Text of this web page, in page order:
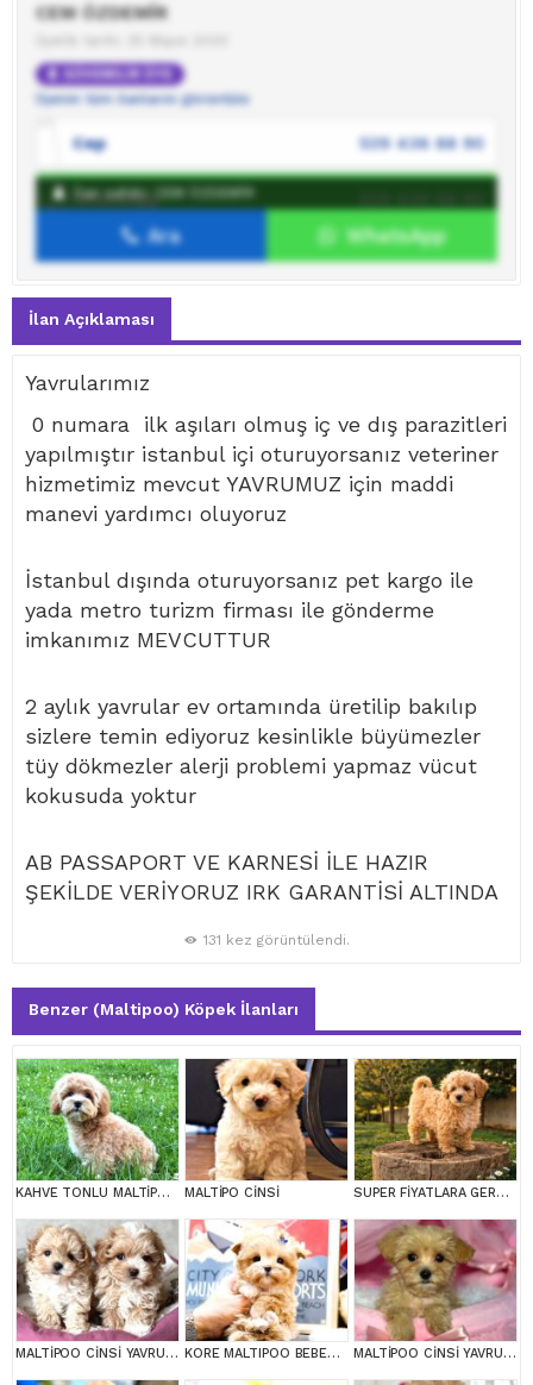
CEM ÖZDEMİR
Üyenin tüm ilanlarını görüntüle
Cep 539 436 88 90
WhatsApp
İlan sahibine mesaj gönder
İlan sahibi: CEM ÖZDEMİR
Ara WhatsApp
İlan Açıklaması
Yavrularımız
0 numara ilk aşıları olmuş iç ve dış parazitleri
yapılmıştır istanbul içi oturuyorsanız veteriner
hizmetimiz mevcut YAVRUMUZ için maddi
manevi yardımcı oluyoruz
İstanbul dışında oturuyorsanız pet kargo ile
yada metro turizm firması ile gönderme
imkanımız MEVCUTTUR
2 aylık yavrular ev ortamında üretilip bakılıp
sizlere temin ediyoruz kesinlikle büyümezler
tüy dökmezler alerji problemi yapmaz vücut
kokusuda yoktur
AB PASSAPORT VE KARNESİ İLE HAZIR
ŞEKİLDE VERİYORUZ IRK GARANTİSİ ALTINDA
131 kez görüntülendi.
Benzer (Maltipoo) Köpek İlanları
KAHVE TONLU MALTİPOO CİNSİ YAVRULAR MALTİPO CİNSİ SUPER FİYATLARA GERÇEK MALTİPOO YAVRULAR
MALTİPOO CİNSİ YAVRULAR EV ÜRETİMİ KORE MALTIPOO BEBEKLERIM MALTİPOO CİNSİ YAVRULAR EV ÜRETİMİ